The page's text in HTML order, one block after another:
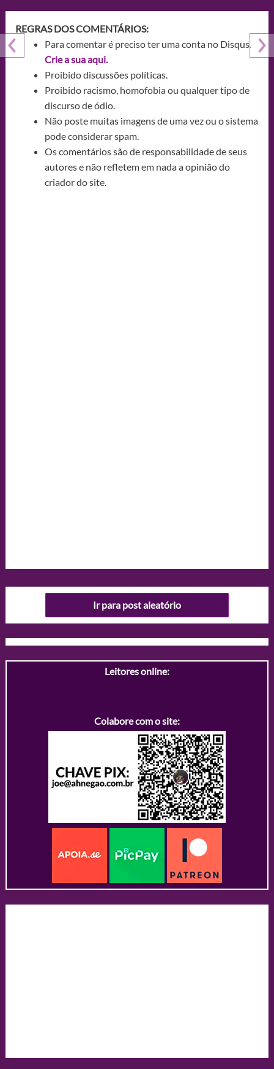
REGRAS DOS COMENTÁRIOS:
Para comentar é preciso ter uma conta no Disqus.
Crie a sua aqui.
Proibido discussões políticas.
Proibido racismo, homofobia ou qualquer tipo de
discurso de ódio.
Não poste muitas imagens de uma vez ou o sistema
pode considerar spam.
Os comentários são de responsabilidade de seus
autores e não refletem em nada a opinião do
criador do site.
Ir para post aleatório
Leitores online:
Colabore com o site: